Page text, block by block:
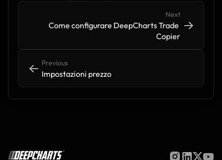
<- <-
Previous
Impostazioni prezzo
Next
Come configurare DeepCharts Trade
Copier
-> ->